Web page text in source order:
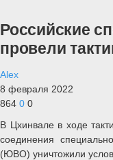
Российские
провели
Alex
8 февраля 2022
864 0 0
В Цхинвале в ходе
соединения
(ЮВО) уничтожили